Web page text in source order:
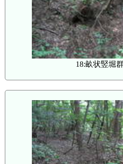
18:畝状竪堀